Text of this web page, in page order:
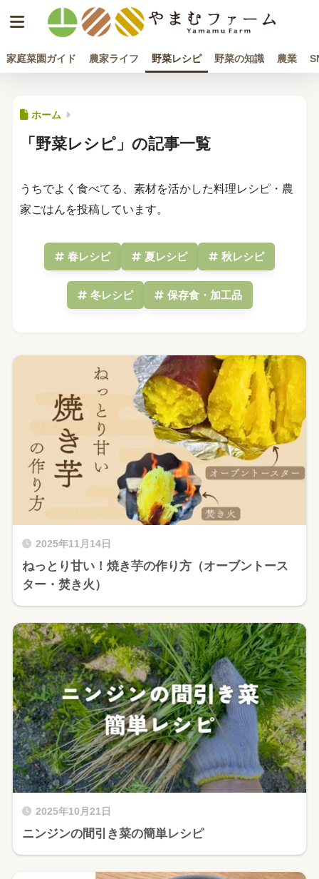
家庭菜園ガイド 農家ライフ 野菜レシピ 野菜の知識 農業
ホーム
「野菜レシピ」の記事一覧
うちでよく食べてる、素材を活かした料理レシピ・農
家ごはんを投稿しています。
春レシピ 夏レシピ 秋レシピ
冬レシピ 保存食・加工品
2025年11月14日
ねっとり甘い！焼き芋の作り方（オーブントース
ター・焚き火）
2025年10月21日
ニンジンの間引き菜の簡単レシピ